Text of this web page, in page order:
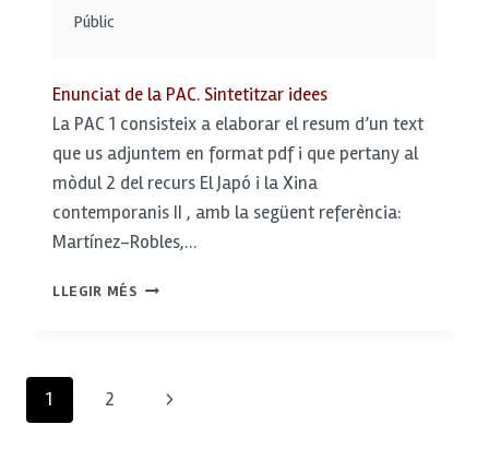
Públic
Enunciat de la PAC. Sintetitzar idees
La PAC 1 consisteix a elaborar el resum d’un text
que us adjuntem en format pdf i que pertany al
mòdul 2 del recurs El Japó i la Xina
contemporanis II , amb la següent referència:
Martínez-Robles,…
LLEGIR MÉSSINTETITZAR
Navegació
de
1 2
Pàgina